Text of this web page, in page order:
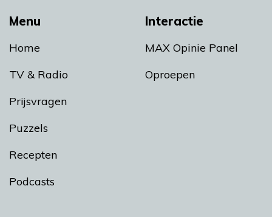
Menu
Home
TV & Radio
Prijsvragen
Puzzels
Recepten
Podcasts
Interactie
MAX Opinie Panel
Oproepen